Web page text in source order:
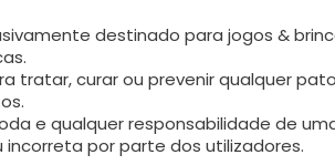
destinado para jogos &
tratar, curar ou prevenir qualquer
e qualquer responsabilidade de
por parte dos utilizadores.